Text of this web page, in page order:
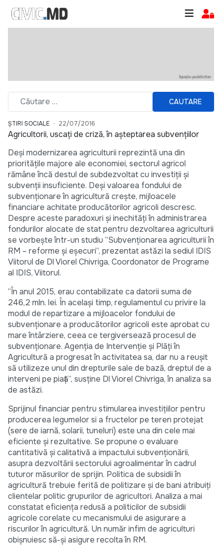
CAUTARE
ȘTIRI SOCIALE 22/07/2016
Agricultorii, uscați de criză, în așteptarea subvențiilor
Deși modernizarea agriculturii reprezintă una din
prioritățile majore ale economiei, sectorul agricol
rămâne încă destul de subdezvoltat cu investiții și
subvenții insuficiente. Deși valoarea fondului de
subvenționare în agricultură crește, mijloacele
financiare achitate producătorilor agricoli descresc.
Despre aceste paradoxuri și inechități în administrarea
fondurilor alocate de stat pentru dezvoltarea agriculturii
se vorbește într-un studiu ”Subvenționarea agriculturii în
RM – reforme și eșecuri”, prezentat astăzi la sediul IDIS
Viitorul de Dl Viorel Chivriga, Coordonator de Programe
al IDIS, Viitorul.
”În anul 2015, erau contabilizate ca datorii suma de
246,2 mln. lei. În același timp, regulamentul cu privire la
modul de repartizare a mijloacelor fondului de
subvenţionare a producătorilor agricoli este aprobat cu
mare întârziere, ceea ce tergiversează procesul de
subvenționare. Agenția de Intervenție și Plăți în
Agricultură a progresat în activitatea sa, dar nu a reușit
să utilizeze unul din drepturile sale de bază, dreptul de a
interveni pe piață”, susține Dl Viorel Chivriga, în analiza sa
de astăzi.
Sprijinul financiar pentru stimularea investiţiilor pentru
producerea legumelor si a fructelor pe teren protejat
(sere de iarnă, solarii, tuneluri) este una din cele mai
eficiente și rezultative. Se propune o evaluare
cantitativă și calitativă a impactului subvenționării,
asupra dezvoltării sectorului agroalimentar în cadrul
tuturor măsurilor de sprijin. Politica de subsidii în
agricultură trebuie ferită de politizare și de bani atribuiți
clientelar politic grupurilor de agricultori. Analiza a mai
constatat eficiența redusă a politicilor de subsidii
agricole corelate cu mecanismului de asigurare a
riscurilor în agricultură. Un număr infim de agriculturi
obișnuiesc să-și asigure recolta în RM.